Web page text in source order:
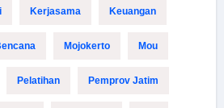
Kerjasama Keuangan
Mojokerto Mou
Pelatihan Pemprov Jatim